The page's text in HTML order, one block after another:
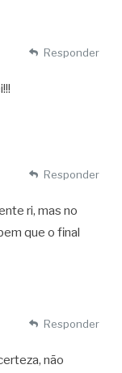
Responder
ri, mas no
que o final
Responder
não
Responder